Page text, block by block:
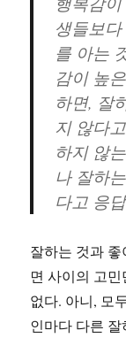
생들보
를 아는
감이 높
하면, 잘
지 않다
하지 않
나 잘하
다고 응
잘하는 것과
면 사이의 고
없다. 아니, 모
인마다 다른